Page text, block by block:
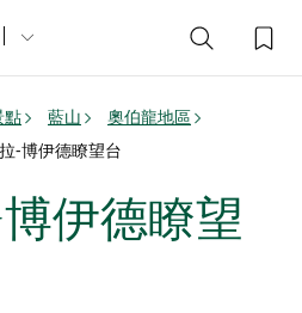
點 藍山
奧伯龍地區
-博伊德瞭望台
伊德瞭望